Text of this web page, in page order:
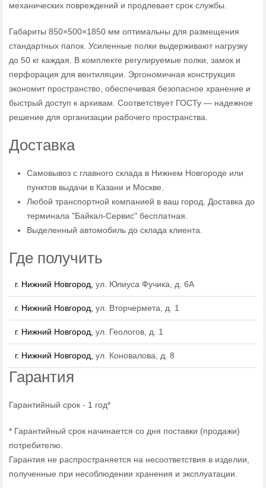
механических повреждений и продлевает срок службы.
Габариты 850×500×1850 мм оптимальны для размещения
стандартных папок. Усиленные полки выдерживают нагрузку
до 50 кг каждая. В комплекте регулируемые полки, замок и
перфорация для вентиляции. Эргономичная конструкция
экономит пространство, обеспечивая безопасное хранение и
быстрый доступ к архивам. Соответствует ГОСТу — надежное
решение для организации рабочего пространства.
Доставка
Самовывоз с главного склада в Нижнем Новгороде или
пунктов выдачи в Казани и Москве.
Любой транспортной компанией в ваш город. Доставка до
терминала "Байкал-Сервис" бесплатная.
Выделенный автомобиль до склада клиента.
Где получить
г. Нижний Новгород, ул. Юлиуса Фучика, д. 6А
г. Нижний Новгород, ул. Вторчермета, д. 1
г. Нижний Новгород, ул. Геологов, д. 1
г. Нижний Новгород, ул. Коновалова, д. 8
Гарантия
Гарантийный срок - 1 год*
* Гарантийный срок начинается со дня поставки (продажи)
потребителю.
Гарантия не распространяется на несоответствия в изделии,
полученные при несоблюдении хранения и эксплуатации.